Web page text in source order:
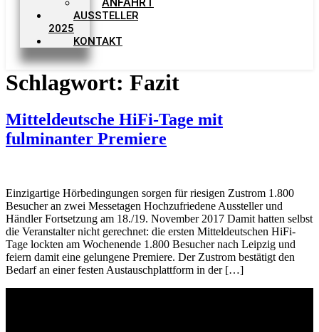
AUSSTELLER
2025
KONTAKT
Schlagwort: Fazit
Mitteldeutsche HiFi-Tage mit
fulminanter Premiere
Einzigartige Hörbedingungen sorgen für riesigen Zustrom 1.800
Besucher an zwei Messetagen Hochzufriedene Aussteller und
Händler Fortsetzung am 18./19. November 2017 Damit hatten selbst
die Veranstalter nicht gerechnet: die ersten Mitteldeutschen HiFi-
Tage lockten am Wochenende 1.800 Besucher nach Leipzig und
feiern damit eine gelungene Premiere. Der Zustrom bestätigt den
Bedarf an einer festen Austauschplattform in der […]